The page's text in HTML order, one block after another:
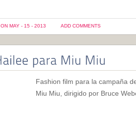
ON MAY - 15 - 2013 ADD COMMENTS
Fashion film para la campaña
Miu Miu, dirigido por Bruce